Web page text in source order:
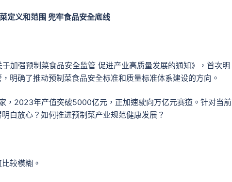
定义和范围 兜牢食品安全底线
加强预制菜食品安全监管 促进产业高质量发展的通知》，首次明
明确了推动预制菜食品安全标准和质量标准体系建设的方向。
，2023年产值突破5000亿元，正加速驶向万亿元赛道。针对当前
白放心？如何推进预制菜产业规范健康发展？
较模糊。